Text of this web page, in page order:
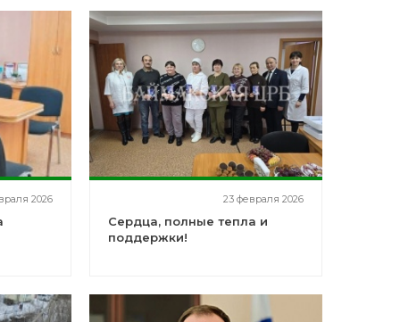
2026 23 февраля 2026
Сердца, полные тепла и
поддержки!